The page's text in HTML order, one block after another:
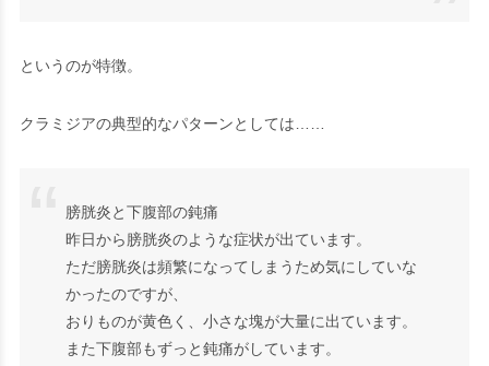
というのが特徴。
クラミジアの典型的なパターンとしては……
膀胱炎と下腹部の鈍痛
昨日から膀胱炎のような症状が出ています。
ただ膀胱炎は頻繁になってしまうため気にしていな
かったのですが、
おりものが黄色く、小さな塊が大量に出ています。
また下腹部もずっと鈍痛がしています。